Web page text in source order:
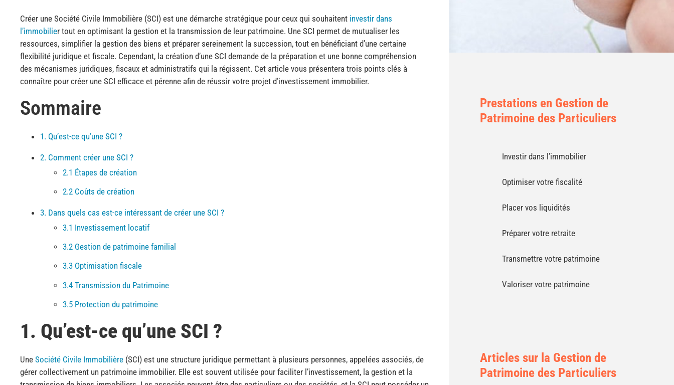
Créer une Société Civile Immobilière (SCI) est une démarche stratégique pour ceux qui souhaitent investir dans
l’immobilier tout en optimisant la gestion et la transmission de leur patrimoine. Une SCI permet de mutualiser les
ressources, simplifier la gestion des biens et préparer sereinement la succession, tout en bénéficiant d’une certaine
flexibilité juridique et fiscale. Cependant, la création d’une SCI demande de la préparation et une bonne compréhension
des mécanismes juridiques, fiscaux et administratifs qui la régissent. Cet article vous présentera trois points clés à
connaître pour créer une SCI efficace et pérenne afin de réussir votre projet d’investissement immobilier.
Sommaire
1. Qu’est-ce qu’une SCI ?
2. Comment créer une SCI ?
2.1 Étapes de création
2.2 Coûts de création
3. Dans quels cas est-ce intéressant de créer une SCI ?
3.1 Investissement locatif
3.2 Gestion de patrimoine familial
3.3 Optimisation fiscale
3.4 Transmission du Patrimoine
3.5 Protection du patrimoine
1. Qu’est-ce qu’une SCI ?
Une Société Civile Immobilière (SCI) est une structure juridique permettant à plusieurs personnes, appelées associés, de
gérer collectivement un patrimoine immobilier. Elle est souvent utilisée pour faciliter l’investissement, la gestion et la
Prestations en Gestion de
Patrimoine des Particuliers
Investir dans l’immobilier
Optimiser votre fiscalité
Placer vos liquidités
Préparer votre retraite
Transmettre votre patrimoine
Valoriser votre patrimoine
Articles sur la Gestion de
Patrimoine des Particuliers